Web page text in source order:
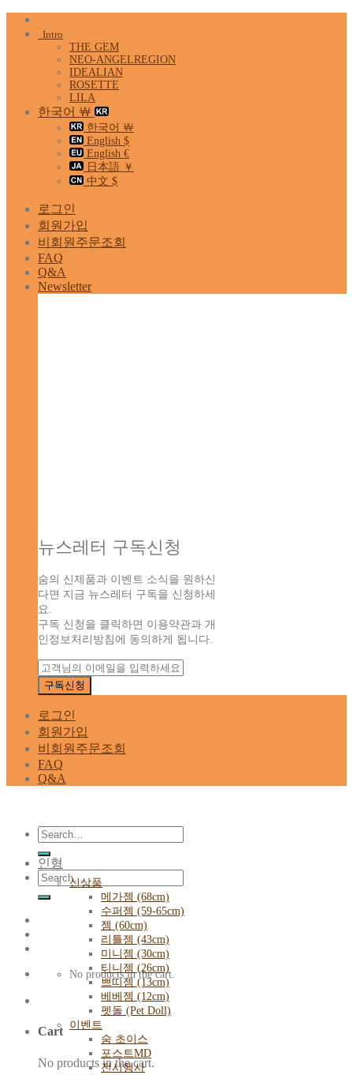
Skip
Intro
THE GEM
NEO-ANGELREGION
IDEALIAN
ROSETTE
LILA
한국어 ￦
한국어 ￦
English $
English €
日本語 ￥
中文 $
로그인
회원가입
비회원주문조회
FAQ
Q&A
Newsletter
뉴스레터 구독신청
숨의 신제품과 이벤트 소식을 원하신
다면 지금 뉴스레터 구독을 신청하세
요.
구독 신청을 클릭하면 이용약관과 개
인정보처리방침에 동의하게 됩니다.
로그인
회원가입
비회원주문조회
FAQ
Q&A
Search
for:
Search
for:
No products in the cart.
Cart
No products in the cart.
인형
신상품
메가젬 (68cm)
수퍼젬 (59-65cm)
젬 (60cm)
리틀젬 (43cm)
미니젬 (30cm)
티니젬 (26cm)
쁘띠젬 (13cm)
베베젬 (12cm)
펫돌 (Pet Doll)
이벤트
숨 초이스
포스트MD
전시행사